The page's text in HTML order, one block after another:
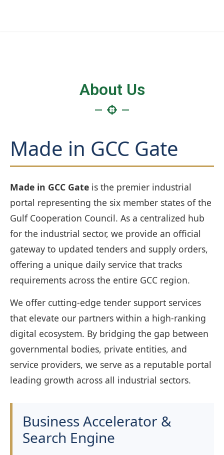
About Us
Made in GCC Gate
Made in GCC Gate is the premier industrial
portal representing the six member states of the
Gulf Cooperation Council. As a centralized hub
for the industrial sector, we provide an official
gateway to updated tenders and supply orders,
offering a unique daily service that tracks
requirements across the entire GCC region.
We offer cutting-edge tender support services
that elevate our partners within a high-ranking
digital ecosystem. By bridging the gap between
governmental bodies, private entities, and
service providers, we serve as a reputable portal
leading growth across all industrial sectors.
Business Accelerator &
Search Engine